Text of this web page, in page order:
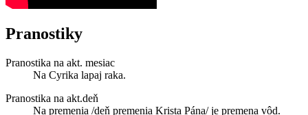
Pranostiky
Pranostika na akt. mesiac
Na Cyrika lapaj raka.
Pranostika na akt.deň
Na premenia /deň premenia Krista Pána/ je premena vôd.